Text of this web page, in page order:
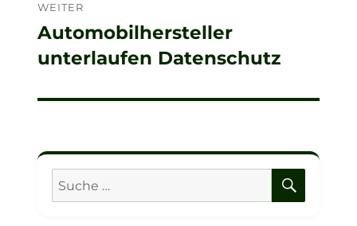
WEITER
Nächster
Beitrag:
Automobilhersteller
unterlaufen Datenschutz
Suche
nach: